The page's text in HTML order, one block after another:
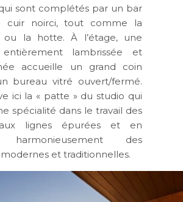
sont complétés par un bar
cuir noirci, tout comme la
ou la hotte. À l’étage, une
lambrissée et
accueille un grand coin
bureau vitré ouvert/fermé.
ici la « patte » du studio qui
spécialité dans le travail des
lignes épurées et en
harmonieusement des
et traditionnelles.